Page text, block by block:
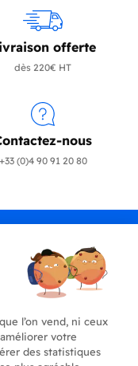
offerte
dès 220€ HT
nous
+33 (0)4 90 91 20 80